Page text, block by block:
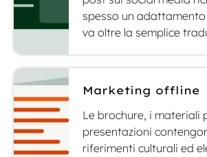
spesso un
va oltre la semplice
Marketing offline
Le brochure, i materiali
presentazioni
riferimenti culturali ed